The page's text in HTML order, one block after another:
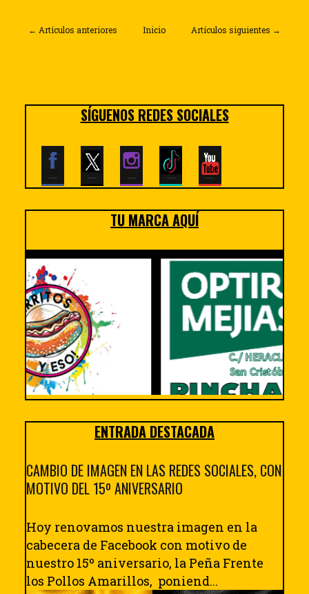
← Artículos anteriores Artículos siguientes →
Inicio
SÍGUENOS REDES SOCIALES
TU MARCA AQUÍ
ENTRADA DESTACADA
CAMBIO DE IMAGEN EN LAS REDES SOCIALES, CON
MOTIVO DEL 15º ANIVERSARIO
Hoy renovamos nuestra imagen en la
cabecera de Facebook con motivo de
nuestro 15º aniversario, la Peña Frente
los Pollos Amarillos, poniend...